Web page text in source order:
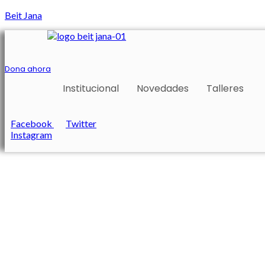
Beit Jana
Dona ahora
Institucional Novedades Talleres
Facebook
Twitter
Instagram